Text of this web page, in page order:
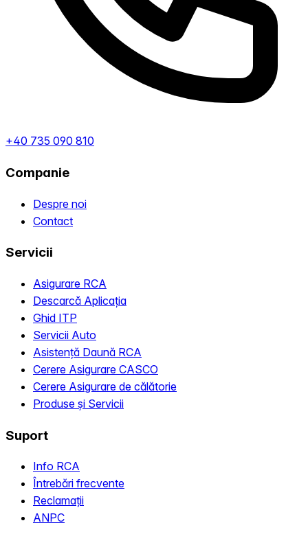
+40 735 090 810
Companie
Despre noi
Contact
Servicii
Asigurare RCA
Descarcă Aplicația
Ghid ITP
Servicii Auto
Asistență Daună RCA
Cerere Asigurare CASCO
Cerere Asigurare de călătorie
Produse și Servicii
Suport
Info RCA
Întrebări frecvente
Reclamații
ANPC